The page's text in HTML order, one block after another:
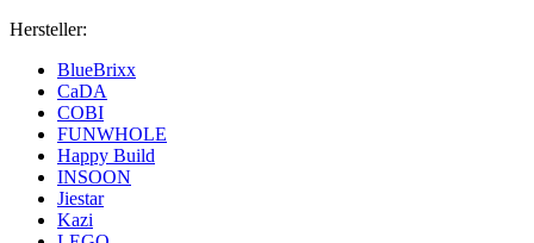
Hersteller:
BlueBrixx
CaDA
COBI
FUNWHOLE
Happy Build
INSOON
Jiestar
Kazi